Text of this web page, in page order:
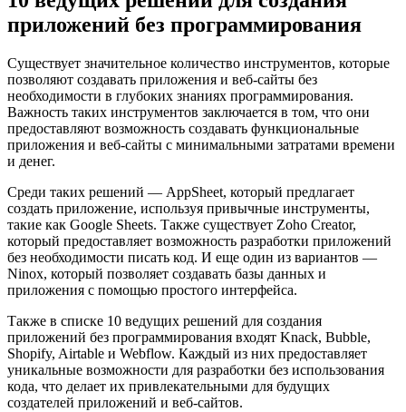
приложений без программирования
Существует значительное количество инструментов, которые
позволяют создавать приложения и веб-сайты без
необходимости в глубоких знаниях программирования.
Важность таких инструментов заключается в том, что они
предоставляют возможность создавать функциональные
приложения и веб-сайты с минимальными затратами времени
и денег.
Среди таких решений — AppSheet, который предлагает
создать приложение, используя привычные инструменты,
такие как Google Sheets. Также существует Zoho Creator,
который предоставляет возможность разработки приложений
без необходимости писать код. И еще один из вариантов —
Ninox, который позволяет создавать базы данных и
приложения с помощью простого интерфейса.
Также в списке 10 ведущих решений для создания
приложений без программирования входят Knack, Bubble,
Shopify, Airtable и Webflow. Каждый из них предоставляет
уникальные возможности для разработки без использования
кода, что делает их привлекательными для будущих
создателей приложений и веб-сайтов.